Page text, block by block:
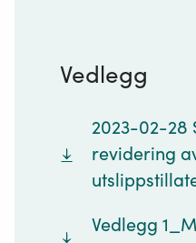
Vedlegg
2023-02-28
revidering
Vedlegg